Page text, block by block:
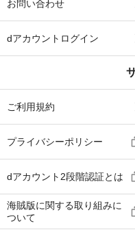
お問い合わせ
dアカウントログイン
ご利用規約
プライバシーポリシー
dアカウント2段階認証とは
海賊版に関する取り組みに
ついて